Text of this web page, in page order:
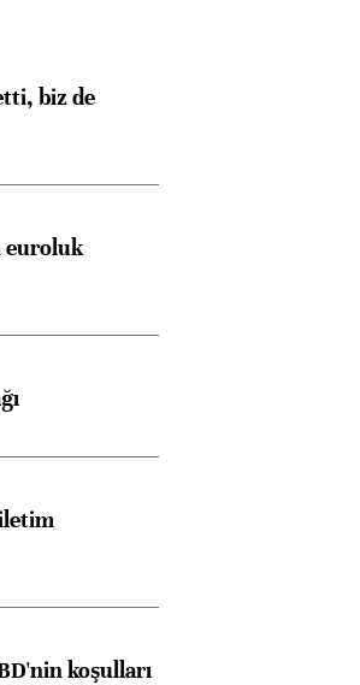
biz de
euroluk
koşulları